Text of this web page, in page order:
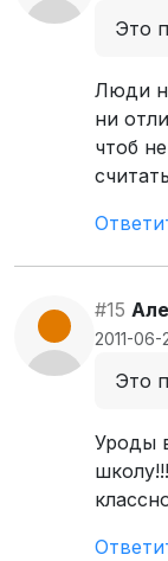
Это
Люди
ни
чтоб
#15
2011-06-
Это
Уроды